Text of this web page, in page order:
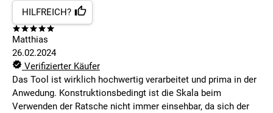
HILFREICH?
Matthias
26.02.2024
Verifizierter Käufer
Das Tool ist wirklich hochwertig verarbeitet und prima in der
Anwedung. Konstruktionsbedingt ist die Skala beim
Verwenden der Ratsche nicht immer einsehbar, da sich der